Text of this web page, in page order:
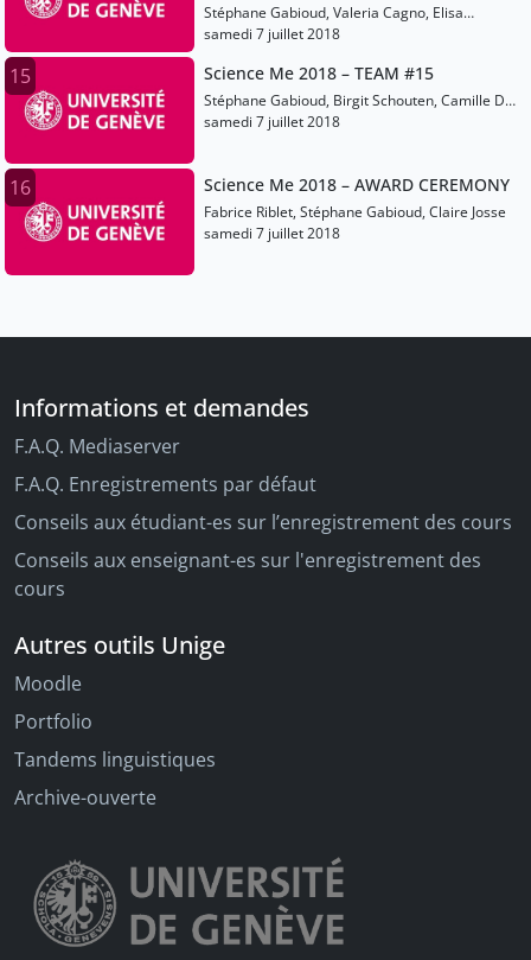
Stéphane Gabioud, Valeria Cagno, Elisa
Rossetti
samedi 7 juillet 2018
15 Science Me 2018 – TEAM #15
Stéphane Gabioud, Birgit Schouten, Camille De
Valk
samedi 7 juillet 2018
16 Science Me 2018 – AWARD CEREMONY
Fabrice Riblet, Stéphane Gabioud, Claire Josse
samedi 7 juillet 2018
Informations et demandes
F.A.Q. Mediaserver
F.A.Q. Enregistrements par défaut
Conseils aux étudiant-es sur l’enregistrement des cours
Conseils aux enseignant-es sur l'enregistrement des
cours
Autres outils Unige
Moodle
Portfolio
Tandems linguistiques
Archive-ouverte